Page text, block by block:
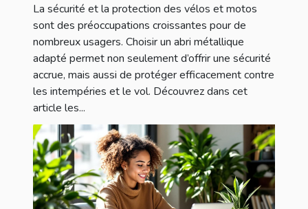
La sécurité et la protection des vélos et motos
sont des préoccupations croissantes pour de
nombreux usagers. Choisir un abri métallique
adapté permet non seulement d’offrir une sécurité
accrue, mais aussi de protéger efficacement contre
les intempéries et le vol. Découvrez dans cet
article les...